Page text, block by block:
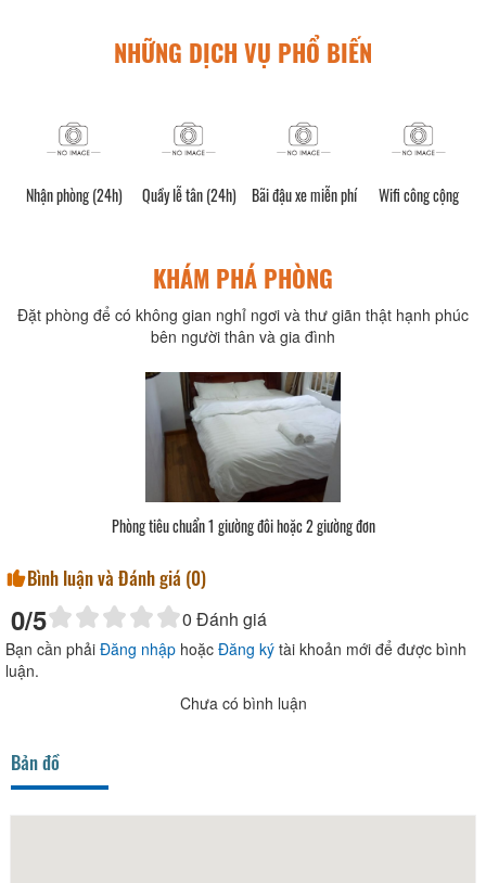
NHỮNG DỊCH VỤ PHỔ BIẾN
Nhận phòng (24h) Quầy lễ tân (24h) Bãi đậu xe miễn phí Wifi công cộng
KHÁM PHÁ PHÒNG
Đặt phòng để có không gian nghỉ ngơi và thư giãn thật hạnh phúc
bên người thân và gia đình
Phòng tiêu chuẩn 1 giường đôi hoặc 2 giường đơn
Bình luận và Đánh giá (0)
0/5 0 Đánh giá
Bạn cần phải Đăng nhập hoặc Đăng ký tài khoản mới để được bình
luận.
Chưa có bình luận
Bản đồ